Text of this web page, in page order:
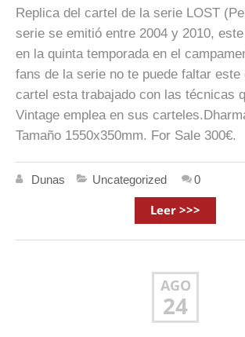
Replica del cartel de la serie LOST
serie se emitió entre 2004 y 2010,
en la quinta temporada en el
fans de la serie no te puede faltar
cartel esta trabajado con las técnicas
Vintage emplea en sus
Tamaño 1550x350mm. For Sale 300€.
Dunas Uncategorized 0
Leer >>>
AGO
24